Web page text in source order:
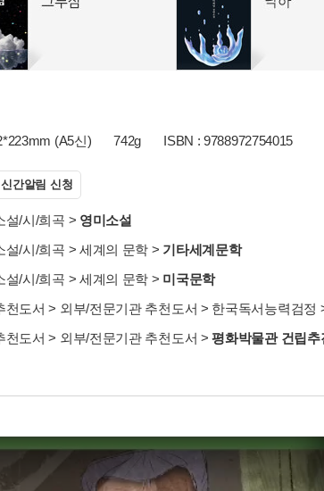
(A5신) 742g ISBN : 9788972754015
신간알림 신청
설/시/희곡 > 영미소설
설/시/희곡 > 세계의 문학 > 기타세계문학
설/시/희곡 > 세계의 문학 > 미국문학
천도서 > 외부/전문기관 추천도서 > 한국독서능력검정
천도서 > 외부/전문기관 추천도서 >평화박물관 건립